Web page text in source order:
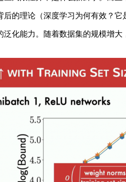
理论（深度学习为何有效？它
能力。随着数据集的规模增大